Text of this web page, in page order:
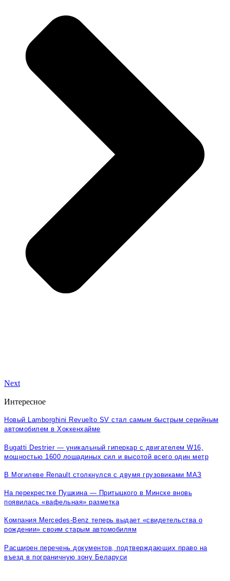
Next
Интересное
Новый Lamborghini Revuelto SV стал самым быстрым серийным
автомобилем в Хоккенхайме
Bugatti Destrier — уникальный гиперкар с двигателем W16,
мощностью 1600 лошадиных сил и высотой всего один метр
В Могилеве Renault столкнулся с двумя грузовиками МАЗ
На перекрестке Пушкина — Притыцкого в Минске вновь
появилась «вафельная» разметка
Компания Mercedes-Benz теперь выдает «свидетельства о
рождении» своим старым автомобилям
Расширен перечень документов, подтверждающих право на
въезд в пограничную зону Беларуси